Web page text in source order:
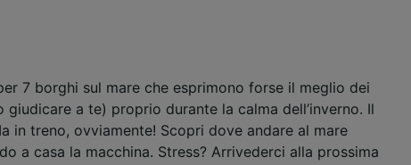
7 borghi sul mare che esprimono forse il meglio dei
a te) proprio durante la calma dell’inverno. Il
in treno, ovviamente! Scopri dove andare al mare
a casa la macchina. Stress? Arrivederci alla prossima